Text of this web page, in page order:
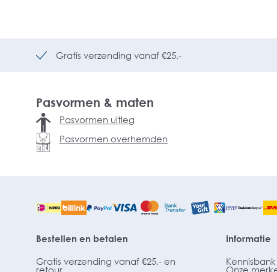
Gratis verzending vanaf €25,-
Pasvormen & maten
Pasvormen uitleg
Pasvormen overhemden
Bestellen en betalen
Gratis verzending vanaf €25,- en
retour
Informatie
Kennisbank
Onze